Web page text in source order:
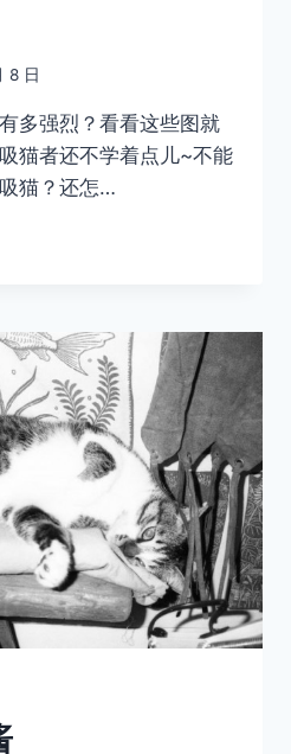
8 日
多强烈？看看这些图就
猫者还不学着点儿~不能
猫？还怎…